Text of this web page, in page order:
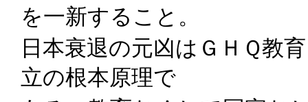
を一新すること。
日本衰退の元凶はＧＨＱ教
立の根本原理で